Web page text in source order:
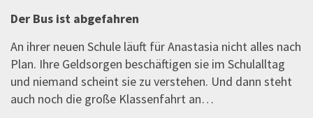
Der Bus ist abgefahren
An ihrer neuen Schule läuft für Anastasia nicht alles nach
Plan. Ihre Geldsorgen beschäftigen sie im Schulalltag
und niemand scheint sie zu verstehen. Und dann steht
auch noch die große Klassenfahrt an…